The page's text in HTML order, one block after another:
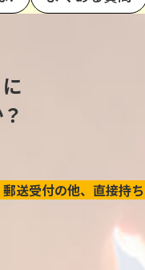
送受付の他、直接持